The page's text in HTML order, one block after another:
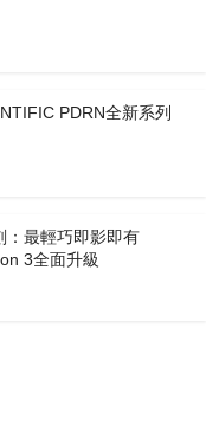
PDRN全新系列
：最輕巧即影即有
3全面升級